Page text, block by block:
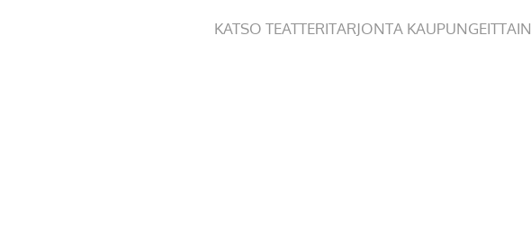
KATSO TEATTERITARJONTA KAUPUNGEITTAIN